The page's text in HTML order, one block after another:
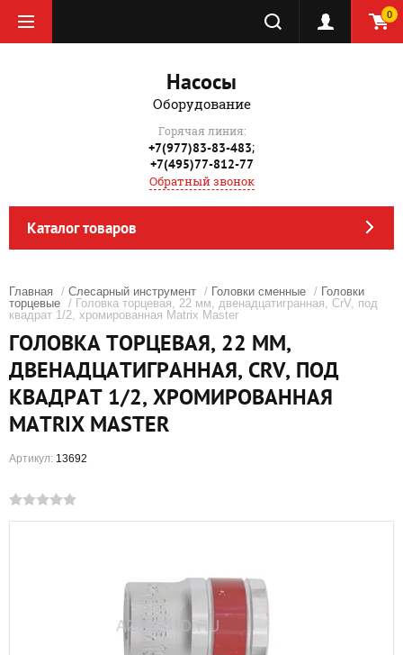
0
Насосы
Оборудование
Горячая линия:
+7(977)83-83-483;
+7(495)77-812-77
Обратный звонок
Каталог товаров
Главная / Слесарный инструмент / Головки сменные / Головки
торцевые / Головка торцевая, 22 мм, двенадцатигранная, CrV, под
квадрат 1/2, хромированная Matrix Master
ГОЛОВКА ТОРЦЕВАЯ, 22 ММ,
ДВЕНАДЦАТИГРАННАЯ, CRV, ПОД
КВАДРАТ 1/2, ХРОМИРОВАННАЯ
MATRIX MASTER
Артикул: 13692